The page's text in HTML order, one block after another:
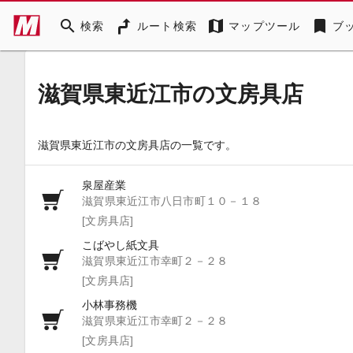
search 検索 ルート検索 map マップツール bookmark ブ
滋賀県東近江市の文房具店
滋賀県東近江市の文房具店の一覧です。
泉屋産業
滋賀県東近江市八日市町１０－１８
[文房具店]
こばやし紙文具
滋賀県東近江市幸町２－２８
[文房具店]
小林事務機
滋賀県東近江市幸町２－２８
[文房具店]